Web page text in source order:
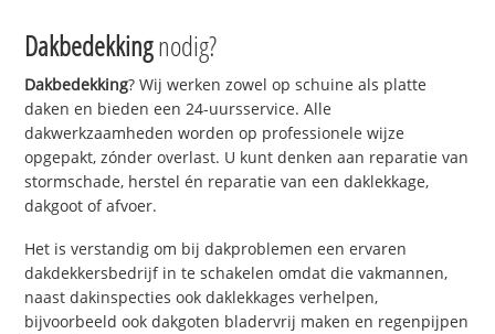
Dakbedekkingnodig?
Dakbedekking? Wij werken zowel op schuine als platte
daken en bieden een 24-uursservice. Alle
dakwerkzaamheden worden op professionele wijze
opgepakt, zónder overlast. U kunt denken aan reparatie van
stormschade, herstel én reparatie van een daklekkage,
dakgoot of afvoer.
Het is verstandig om bij dakproblemen een ervaren
dakdekkersbedrijf in te schakelen omdat die vakmannen,
naast dakinspecties ook daklekkages verhelpen,
bijvoorbeeld ook dakgoten bladervrij maken en regenpijpen